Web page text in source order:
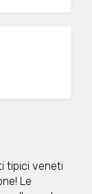
tipici veneti
Le